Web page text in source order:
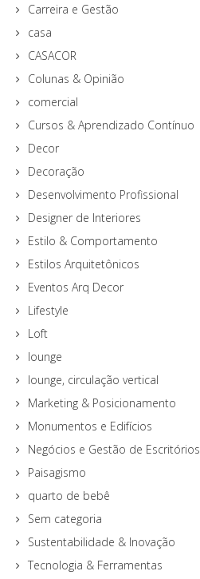
Carreira e Gestão
casa
CASACOR
Colunas & Opinião
comercial
Cursos & Aprendizado Contínuo
Decor
Decoração
Desenvolvimento Profissional
Designer de Interiores
Estilo & Comportamento
Estilos Arquitetônicos
Eventos Arq Decor
Lifestyle
Loft
lounge
lounge, circulação vertical
Marketing & Posicionamento
Monumentos e Edifícios
Negócios e Gestão de Escritórios
Paisagismo
quarto de bebê
Sem categoria
Sustentabilidade & Inovação
Tecnologia & Ferramentas